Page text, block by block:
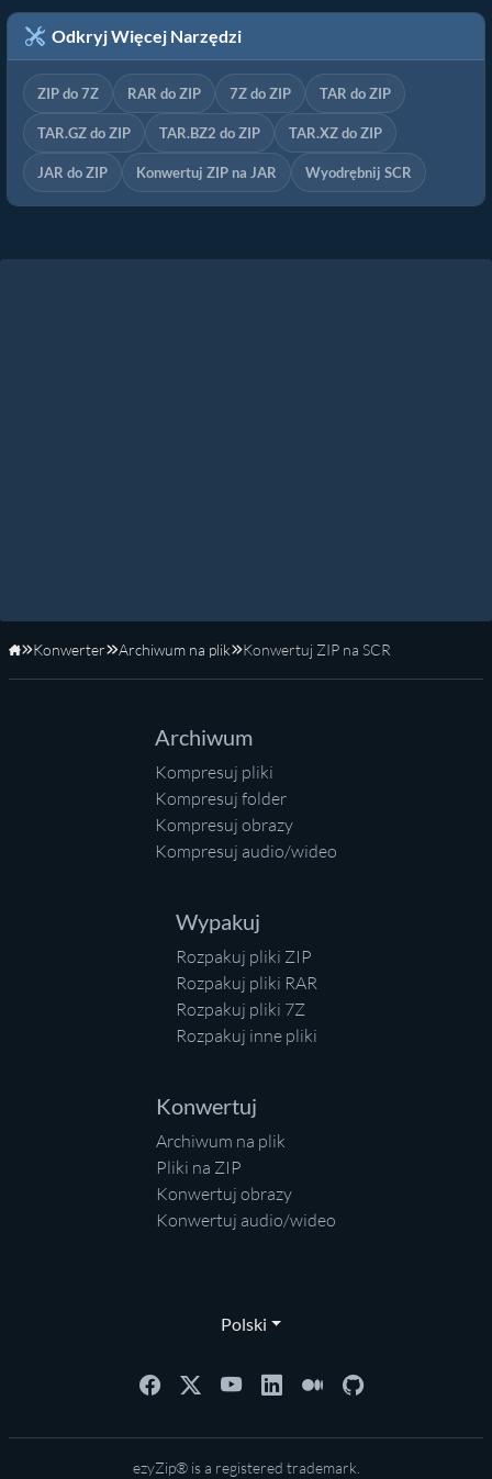
Odkryj Więcej Narzędzi
ZIP do 7Z RAR do ZIP 7Z do ZIP TAR do ZIP
TAR.GZ do ZIP TAR.BZ2 do ZIP TAR.XZ do ZIP
JAR do ZIP Konwertuj ZIP na JAR Wyodrębnij SCR
Strona główna
Konwerter Archiwum na plik Konwertuj ZIP na SCR
Archiwum
Kompresuj pliki
Kompresuj folder
Kompresuj obrazy
Kompresuj audio/wideo
Wypakuj
Rozpakuj pliki ZIP
Rozpakuj pliki RAR
Rozpakuj pliki 7Z
Rozpakuj inne pliki
Konwertuj
Archiwum na plik
Pliki na ZIP
Konwertuj obrazy
Konwertuj audio/wideo
Polski
ezyZip® is a registered trademark.